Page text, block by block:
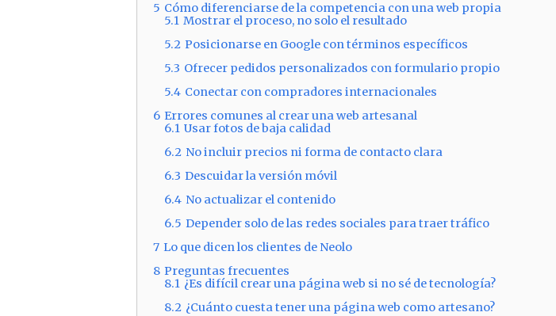
5 Cómo diferenciarse de la competencia con una web propia
5.1 Mostrar el proceso, no solo el resultado
5.2 Posicionarse en Google con términos específicos
5.3 Ofrecer pedidos personalizados con formulario propio
5.4 Conectar con compradores internacionales
6 Errores comunes al crear una web artesanal
6.1 Usar fotos de baja calidad
6.2 No incluir precios ni forma de contacto clara
6.3 Descuidar la versión móvil
6.4 No actualizar el contenido
6.5 Depender solo de las redes sociales para traer tráfico
7 Lo que dicen los clientes de Neolo
8 Preguntas frecuentes
8.1 ¿Es difícil crear una página web si no sé de tecnología?
8.2 ¿Cuánto cuesta tener una página web como artesano?